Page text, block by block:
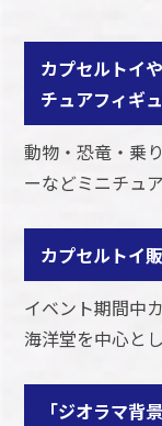
カプセルトイ
チュアフィギ
動物・恐竜・乗
ーなどミニチュ
カプセルトイ
イベント期間中
海洋堂を中心と
「ジオラマ背